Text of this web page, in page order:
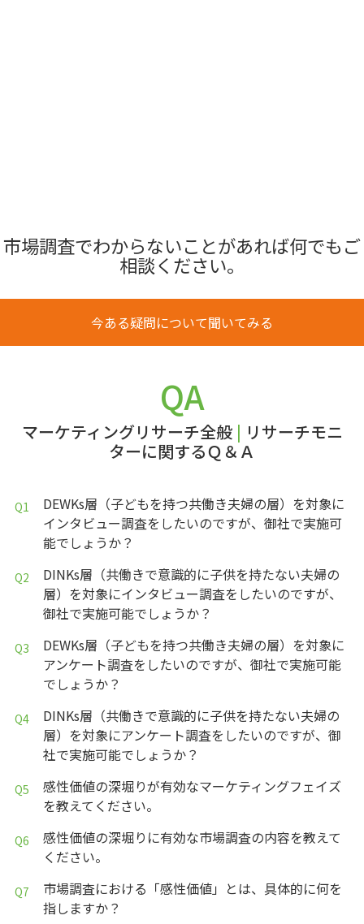
市場調査でわからないことがあれば何でもご
相談ください。
今ある疑問について聞いてみる
QA
マーケティングリサーチ全般| リサーチモニ
ターに関するＱ＆Ａ
DEWKs層（子どもを持つ共働き夫婦の層）を対象に
インタビュー調査をしたいのですが、御社で実施可
能でしょうか？
DINKs層（共働きで意識的に子供を持たない夫婦の
層）を対象にインタビュー調査をしたいのですが、
御社で実施可能でしょうか？
DEWKs層（子どもを持つ共働き夫婦の層）を対象に
アンケート調査をしたいのですが、御社で実施可能
でしょうか？
DINKs層（共働きで意識的に子供を持たない夫婦の
層）を対象にアンケート調査をしたいのですが、御
社で実施可能でしょうか？
感性価値の深堀りが有効なマーケティングフェイズ
を教えてください。
感性価値の深堀りに有効な市場調査の内容を教えて
ください。
市場調査における「感性価値」とは、具体的に何を
指しますか？